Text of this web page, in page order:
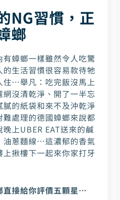
NG習慣，正
螂
蟑螂一樣雖然令人吃驚
生活習慣很容易款待牠
住…舉凡：吃完飯沒馬上
沒清乾淨、開了一半忘
的紙袋和來不及沖乾淨
處理的德國蟑螂來說都
上UBER EAT送來的鹹
油蔥麵線…這濃郁的香氣
揪樓下一起來你家打牙
直接給你評價五顆星…